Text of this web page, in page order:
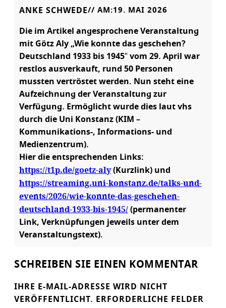
ANKE SCHWEDE// AM:19. MAI 2026
Die im Artikel angesprochene Veranstaltung
mit Götz Aly „Wie konnte das geschehen?
Deutschland 1933 bis 1945″ vom 29. April war
restlos ausverkauft, rund 50 Personen
mussten vertröstet werden. Nun steht eine
Aufzeichnung der Veranstaltung zur
Verfügung. Ermöglicht wurde dies laut vhs
durch die Uni Konstanz (KIM –
Kommunikations-, Informations- und
Medienzentrum).
Hier die entsprechenden Links:
https://t1p.de/goetz-aly(Kurzlink) und
https://streaming.uni-konstanz.de/talks-und-
events/2026/wie-konnte-das-geschehen-
deutschland-1933-bis-1945/ (permanenter
Link, Verknüpfungen jeweils unter dem
Veranstaltungstext).
SCHREIBEN SIE EINEN KOMMENTAR
IHRE E-MAIL-ADRESSE WIRD NICHT
VERÖFFENTLICHT.
ERFORDERLICHE FELDER